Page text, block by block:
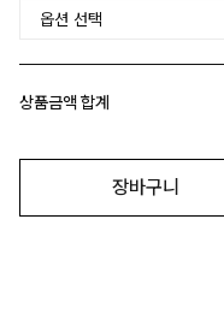
상품금액 합계
장바구니